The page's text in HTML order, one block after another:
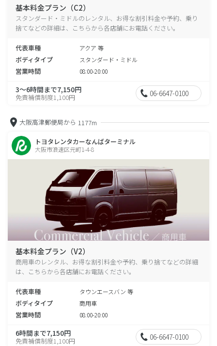
基本料金プラン（C2）
スタンダード・ミドルのレンタル、お得な割引料金や予約、乗り
捨てなどの詳細は、こちらから各店舗にお電話ください。
代表車種 アクア 等
ボディタイプ スタンダード・ミドル
営業時間 08:00-20:00
3～6時間まで7,150円
免責補償制度1,100円 06-6647-0100
大阪高津郵便局から 1177m
トヨタレンタカーなんばターミナル
大阪市浪速区元町1-4-8
基本料金プラン（V2）
商用車のレンタル、お得な割引料金や予約、乗り捨てなどの詳細
は、こちらから各店舗にお電話ください。
代表車種 タウンエースバン 等
ボディタイプ 商用車
営業時間 08:00-20:00
6時間まで7,150円
免責補償制度1,100円 06-6647-0100